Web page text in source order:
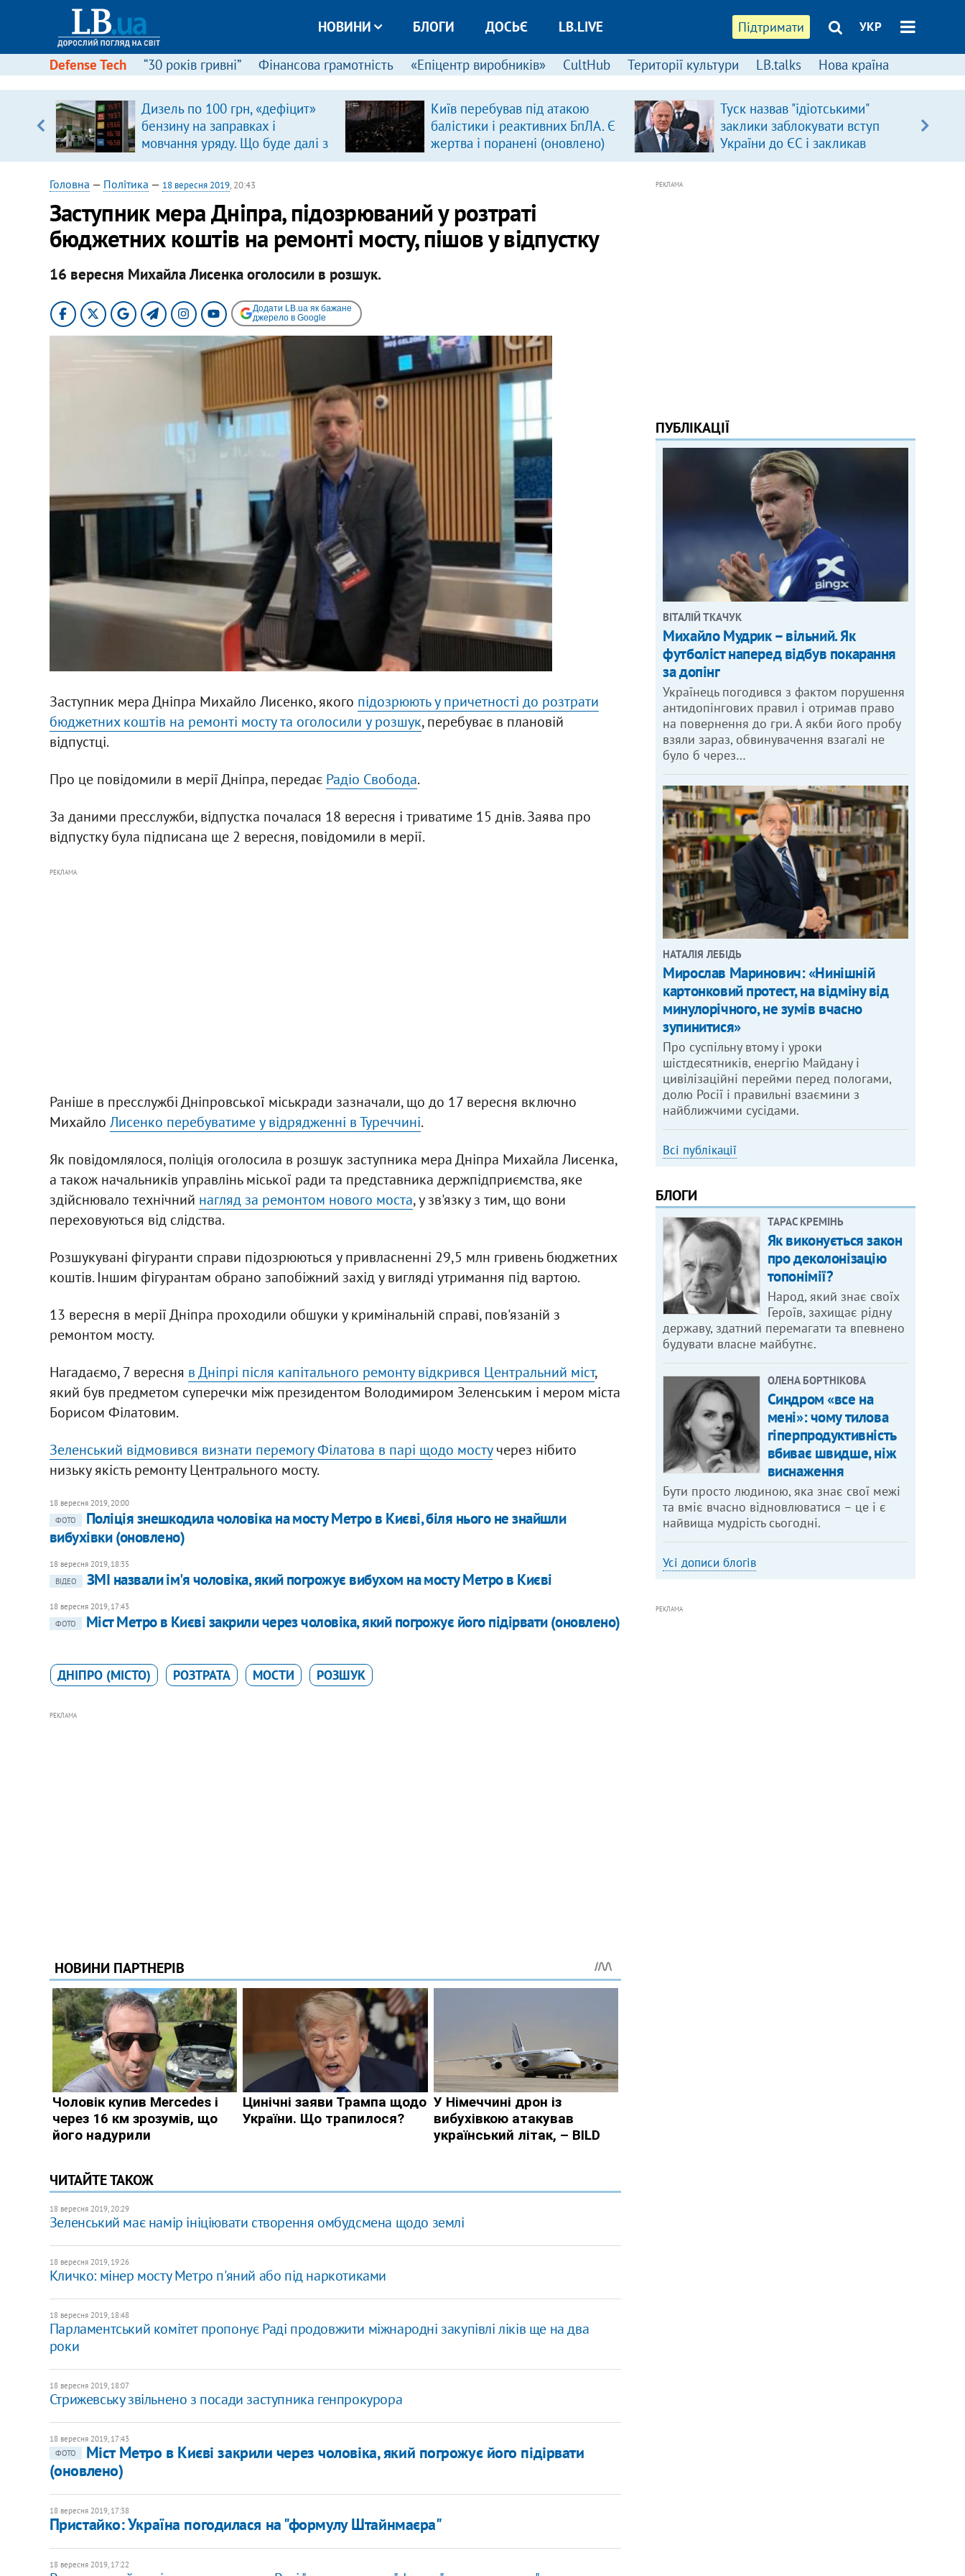
Підтримати УКР
НОВИНИ БЛОГИ ДОСЬЄ LB.LIVE
Defense Tech “30 років гривні” Фінансова грамотність «Епіцентр виробників» CultHub Території культури LB.talks Нова країна
Дизель по 100 грн, «дефіцит»
бензину на заправках і
мовчання уряду. Що буде далі з
цінами на пальне?
Київ перебував під атакою
балістики і реактивних БпЛА. Є
жертва і поранені (оновлено)
Туск назвав "ідіотськими"
заклики заблокувати вступ
України до ЄС і закликав
припинити антиукраїнську
Головна — Політика — 18 вересня 2019, 20:43
Заступник мера Дніпра, підозрюваний у розтраті
бюджетних коштів на ремонті мосту, пішов у відпустку
16 вересня Михайла Лисенка оголосили в розшук.
Додати LB.ua як бажане
джерело в Google
Заступник мера Дніпра Михайло Лисенко, якого підозрюють у причетності до розтрати
бюджетних коштів на ремонті мосту та оголосили у розшук, перебуває в плановій
відпустці.
Про це повідомили в мерії Дніпра, передає Радіо Свобода.
За даними пресслужби, відпустка почалася 18 вересня і триватиме 15 днів. Заява про
відпустку була підписана ще 2 вересня, повідомили в мерії.
РЕКЛАМА
Раніше в пресслужбі Дніпровської міськради зазначали, що до 17 вересня включно
Михайло Лисенко перебуватиме у відрядженні в Туреччині.
Як повідомлялося, поліція оголосила в розшук заступника мера Дніпра Михайла Лисенка,
а також начальників управлінь міської ради та представника держпідприємства, яке
здійснювало технічний нагляд за ремонтом нового моста, у зв'язку з тим, що вони
переховуються від слідства.
Розшукувані фігуранти справи підозрюються у привласненні 29,5 млн гривень бюджетних
коштів. Іншим фігурантам обрано запобіжний захід у вигляді утримання під вартою.
13 вересня в мерії Дніпра проходили обшуки у кримінальній справі, пов'язаній з
ремонтом мосту.
Нагадаємо, 7 вересня в Дніпрі після капітального ремонту відкрився Центральний міст,
який був предметом суперечки між президентом Володимиром Зеленським і мером міста
Борисом Філатовим.
Зеленський відмовився визнати перемогу Філатова в парі щодо мостучерез нібито
низьку якість ремонту Центрального мосту.
18 вересня 2019, 20:00
ФОТО
Поліція знешкодила чоловіка на мосту Метро в Києві, біля нього не знайшли
вибухівки (оновлено)
18 вересня 2019, 18:35
ВІДЕО
ЗМІ назвали ім'я чоловіка, який погрожує вибухом на мосту Метро в Києві
18 вересня 2019, 17:43
ФОТО
Міст Метро в Києві закрили через чоловіка, який погрожує його підірвати (оновлено)
ДНІПРО (МІСТО) РОЗТРАТА МОСТИ РОЗШУК
РЕКЛАМА
ЧИТАЙТЕ ТАКОЖ
18 вересня 2019, 20:29
Зеленський має намір ініціювати створення омбудсмена щодо землі
18 вересня 2019, 19:26
Кличко: мінер мосту Метро п'яний або під наркотиками
18 вересня 2019, 18:48
Парламентський комітет пропонує Раді продовжити міжнародні закупівлі ліків ще на два
роки
18 вересня 2019, 18:07
Стрижевську звільнено з посади заступника генпрокурора
18 вересня 2019, 17:43
ФОТО
Міст Метро в Києві закрили через чоловіка, який погрожує його підірвати
(оновлено)
18 вересня 2019, 17:38
Пристайко: Україна погодилася на "формулу Штайнмаєра"
18 вересня 2019, 17:22
РЕКЛАМА
ПУБЛІКАЦІЇ
ВІТАЛІЙ ТКАЧУК
Михайло Мудрик – вільний. Як
футболіст наперед відбув покарання
за допінг
Українець погодився з фактом порушення
антидопінгових правил і отримав право
на повернення до гри. А якби його пробу
взяли зараз, обвинувачення взагалі не
було б через…
НАТАЛІЯ ЛЕБІДЬ
Мирослав Маринович: «Нинішній
картонковий протест, на відміну від
минулорічного, не зумів вчасно
зупинитися»
Про суспільну втому і уроки
шістдесятників, енергію Майдану і
цивілізаційні перейми перед пологами,
долю Росії і правильні взаємини з
найближчими сусідами.
Всі публікації
БЛОГИ
ТАРАС КРЕМІНЬ
Як виконується закон
про деколонізацію
топонімії?
Народ, який знає своїх
Героїв, захищає рідну
державу, здатний перемагати та впевнено
будувати власне майбутнє.
ОЛЕНА БОРТНІКОВА
Синдром «все на
мені»: чому тилова
гіперпродуктивність
вбиває швидше, ніж
виснаження
Бути просто людиною, яка знає свої межі
та вміє вчасно відновлюватися – це і є
найвища мудрість сьогодні.
Усі дописи блогів
РЕКЛАМА